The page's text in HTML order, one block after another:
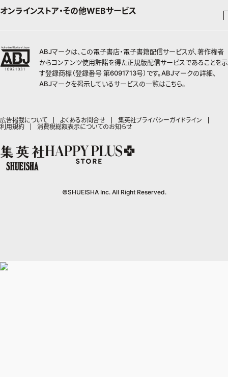
チームJマダムメンバー一覧
チームJマダム特集
Vジャンプ
少年ジャンプ+
ジャンプTOON
ZEBRACK
集英社ジャンプリミックス
少年ジャンプ+
S-MANGA
集英社ジャンプリミックス
集英社コミック文庫
ヤングジャンプ定期購読デジタル
ヤンジャン！
となりのヤングジャンプ
グランドジャンプ
少女マンガ
ZEBRACK
S-MANGA
集英社コミック文庫
別冊マーガレット
リマコミ
マンガMeets
ジャンプTOON
ZEBRACK
S-MANGA
マンガMee公式サイト
リマコミ
マンガMeets
Cookie
Seventeen
MAQUIA
SPUR
HAPPY PLUS ONE
MEN'S NON-NO
UOMO
芸能・情報・スポーツ
週プレNEWS
週プレ グラジャパ!
Sportiva
文芸・文庫・総合
集英社 文芸ステーション
web 集英社文庫
1日5分で、明日は変わる よみタイ yomitai
集英社学芸部 - 学芸・ノンフィクション
集英社ビジネス書
kotoba
情報・知識＆オピニオン imidas
ライトノベル・ノベライズ
集英社オレンジ文庫
JUMP j-BOOKS
集英社Webマガジン コバルト
オンラインストア・その他WEBサービス
OTO
SHUEISHA MANGA-ART HERITAGE
ジャンプキャラクターズストア
LEEマルシェ
eclat premium
mirabella
その他WEBサービス
集英社アドナビ
集英社エディターズ・ラボ
広告掲載について よくあるお問合せ
集英社プライバシーガイドライン
利用規約
消費税総額表示についてのお知らせ
ABJマークは、この電子書店・電子書籍配信サービスが、著作権者
からコンテンツ使用許諾を得た正規版配信サービスであることを示
す登録商標（登録番号 第6091713号）です。ABJマークの詳細、
ABJマークを掲示しているサービスの一覧はこちら。
©SHUEISHA Inc. All Right Reserved.